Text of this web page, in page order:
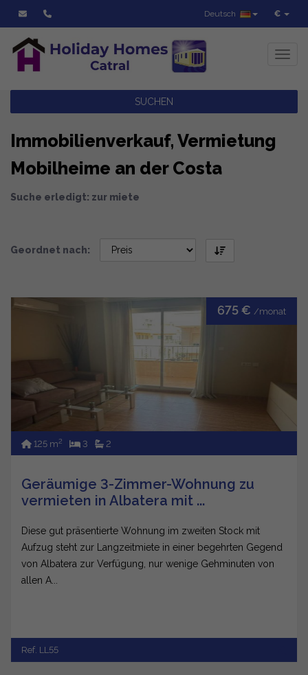
€
Deutsch
SUCHEN
Immobilienverkauf, Vermietung
Mobilheime an der Costa
Suche erledigt: zur miete
Geordnet nach:
675 € /monat
125 m2 3 2
Geräumige 3-Zimmer-Wohnung zu
vermieten in Albatera mit ...
Diese gut präsentierte Wohnung im zweiten Stock mit
Aufzug steht zur Langzeitmiete in einer begehrten Gegend
von Albatera zur Verfügung, nur wenige Gehminuten von
allen A...
Ref. LL55